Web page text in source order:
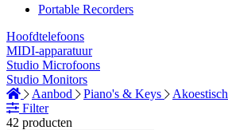
Portable Recorders
Hoofdtelefoons
MIDI-apparatuur
Studio Microfoons
Studio Monitors
Aanbod
Piano's & Keys Akoestisch
Filter
42 producten